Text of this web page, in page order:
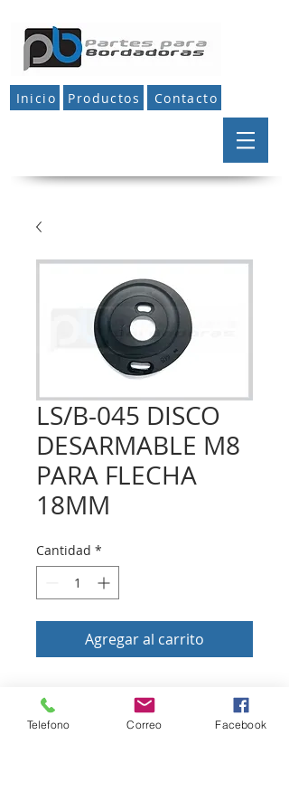
Inicio Productos Contacto
LS/B-045 DISCO
DESARMABLE M8
PARA FLECHA
18MM
Cantidad *
Agregar al carrito
Volver a tienda
Telefono Correo Facebook